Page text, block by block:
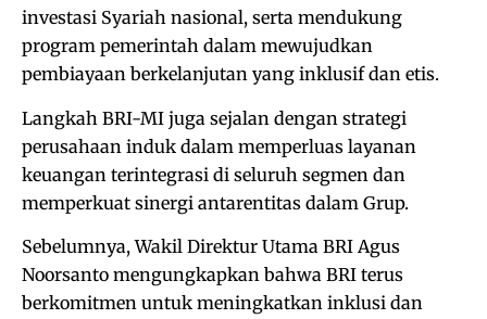
investasi Syariah nasional, serta mendukung
program pemerintah dalam mewujudkan
pembiayaan berkelanjutan yang inklusif dan etis.
Langkah BRI-MI juga sejalan dengan strategi
perusahaan induk dalam memperluas layanan
keuangan terintegrasi di seluruh segmen dan
memperkuat sinergi antarentitas dalam Grup.
Sebelumnya, Wakil Direktur Utama BRI Agus
Noorsanto mengungkapkan bahwa BRI terus
berkomitmen untuk meningkatkan inklusi dan